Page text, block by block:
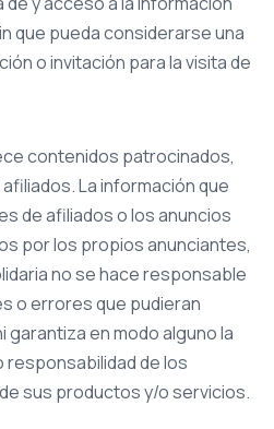
que pueda considerarse una
o invitación para la visita de
contenidos patrocinados,
La información que
de afiliados o los anuncios
por los propios anunciantes,
no se hace responsable
o errores que pudieran
en modo alguno la
de los
sus productos y/o servicios.